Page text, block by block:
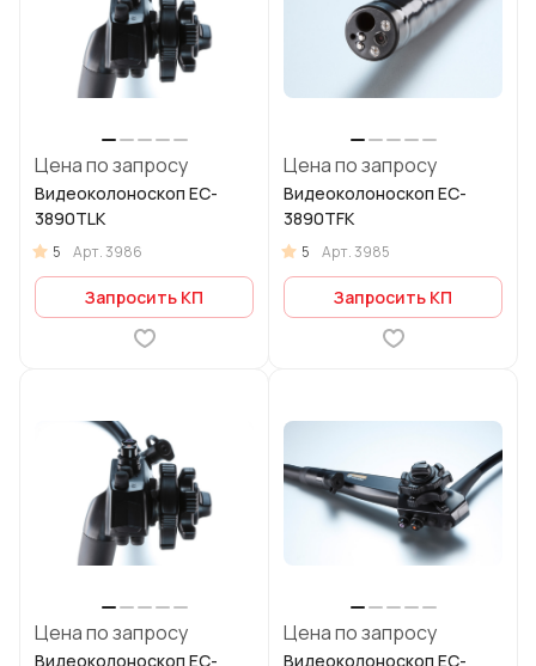
Цена по запросу
Видеоколоноскоп EC-
3890TLK
5 Арт.3986
Запросить КП
Цена по запросу
Видеоколоноскоп EC-
3890TFK
5 Арт.3985
Запросить КП
Цена по запросу
Видеоколоноскоп EC-
Цена по запросу
Видеоколоноскоп EC-